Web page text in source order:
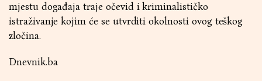
mjestu događaja traje očevid i kriminalističko
istraživanje kojim će se utvrditi okolnosti ovog teškog
zločina.
Dnevnik.ba